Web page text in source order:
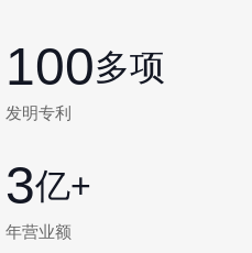
100多项
发明专利
3亿+
年营业额